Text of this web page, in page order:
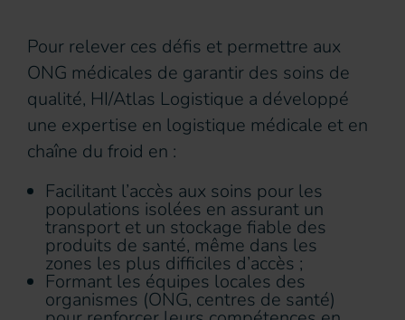
Pour relever ces défis et permettre aux
ONG médicales de garantir des soins de
qualité, HI/Atlas Logistique a développé
une expertise en logistique médicale et en
chaîne du froid en :
Facilitant l’accès aux soins pour les
populations isolées en assurant un
transport et un stockage fiable des
produits de santé, même dans les
zones les plus difficiles d’accès ;
Formant les équipes locales des
organismes (ONG, centres de santé)